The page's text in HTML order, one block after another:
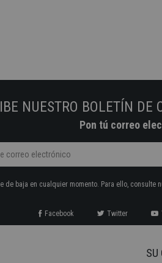
NUESTRO BOLETÍN DE
Pon tú correo
de baja en cualquier momento. Para ello, consulte
Facebook Twitter
SU